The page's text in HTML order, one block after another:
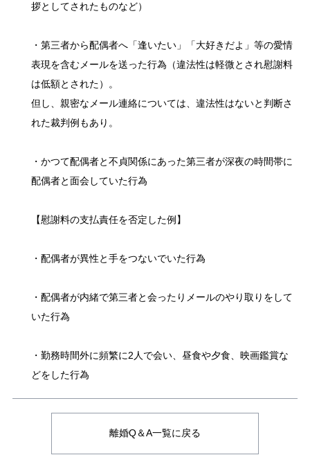
拶としてされたものなど）
・第三者から配偶者へ「逢いたい」「大好きだよ」等の愛情
表現を含むメールを送った行為（違法性は軽微とされ慰謝料
は低額とされた）。
但し、親密なメール連絡については、違法性はないと判断さ
れた裁判例もあり。
・かつて配偶者と不貞関係にあった第三者が深夜の時間帯に
配偶者と面会していた行為
【慰謝料の支払責任を否定した例】
・配偶者が異性と手をつないでいた行為
・配偶者が内緒で第三者と会ったりメールのやり取りをして
いた行為
・勤務時間外に頻繁に2人で会い、昼食や夕食、映画鑑賞な
どをした行為
離婚Q＆A一覧に戻る